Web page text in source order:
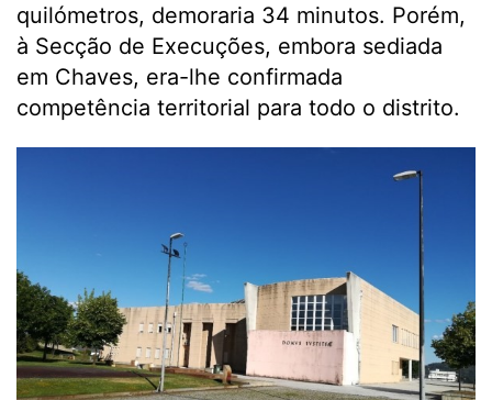
quilómetros, demoraria 34 minutos. Porém,
à Secção de Execuções, embora sediada
em Chaves, era-lhe confirmada
competência territorial para todo o distrito.